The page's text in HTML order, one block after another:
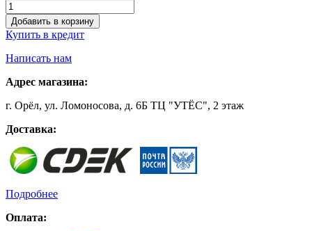
Добавить в корзину
Купить в кредит
Написать нам
Адрес магазина:
г. Орёл, ул. Ломоносова, д. 6Б ТЦ "УТЁС", 2 этаж
Доставка:
Подробнее
Оплата: